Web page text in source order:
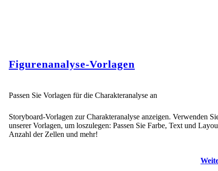
Figurenanalyse-Vorlagen
Passen Sie Vorlagen für die Charakteranalyse an
Storyboard-Vorlagen zur Charakteranalyse anzeigen. Verwenden
unserer Vorlagen, um loszulegen: Passen Sie Farbe, Text und
Anzahl der Zellen und mehr!